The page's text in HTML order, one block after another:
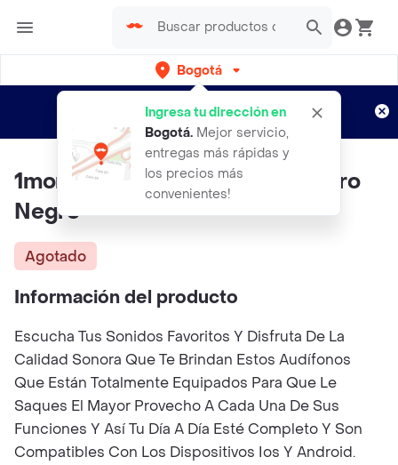
Bogotá
Ingresa tu dirección en
Bogotá. Mejor servicio,
entregas más rápidas y
los precios más
convenientes!
envíos gratis por semanas
Aplican TyC
1more Audífonos Pistón Buds Pro
Negro
Agotado
Información del producto
Escucha Tus Sonidos Favoritos Y Disfruta De La
Calidad Sonora Que Te Brindan Estos Audífonos
Que Están Totalmente Equipados Para Que Le
Saques El Mayor Provecho A Cada Una De Sus
Funciones Y Así Tu Día A Día Esté Completo Y Son
Compatibles Con Los Dispositivos Ios Y Android.